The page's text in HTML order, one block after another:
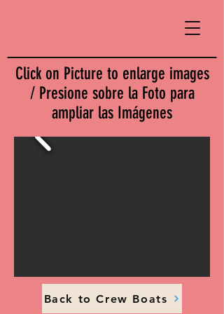
Click on Picture to enlarge images
/ Presione sobre la Foto para
ampliar las Imágenes
Back to Crew Boats